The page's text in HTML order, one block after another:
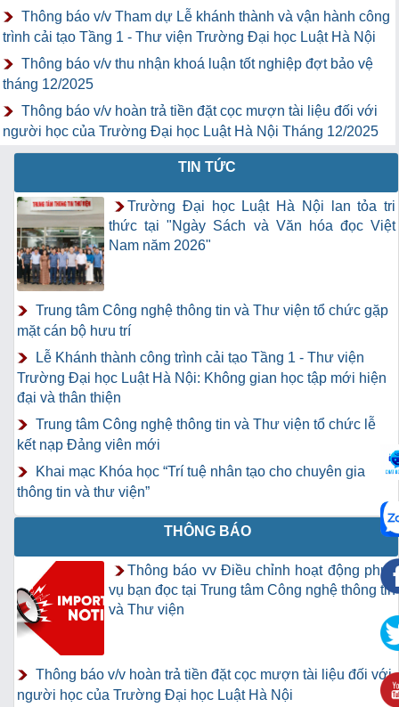
Thông báo v/v Tham dự Lễ khánh thành và vận hành công
trình cải tạo Tầng 1 - Thư viện Trường Đại học Luật Hà Nội
Thông báo v/v thu nhận khoá luận tốt nghiệp đợt bảo vệ
tháng 12/2025
Thông báo v/v hoàn trả tiền đặt cọc mượn tài liệu đối với
người học của Trường Đại học Luật Hà Nội Tháng 12/2025
TIN TỨC
Trường Đại học Luật Hà Nội lan tỏa tri
thức tại "Ngày Sách và Văn hóa đọc Việt
Nam năm 2026"
Trung tâm Công nghệ thông tin và Thư viện tổ chức gặp
mặt cán bộ hưu trí
Lễ Khánh thành công trình cải tạo Tầng 1 - Thư viện
Trường Đại học Luật Hà Nội: Không gian học tập mới hiện
đại và thân thiện
Trung tâm Công nghệ thông tin và Thư viện tổ chức lễ
kết nạp Đảng viên mới
Khai mạc Khóa học “Trí tuệ nhân tạo cho chuyên gia
thông tin và thư viện”
THÔNG BÁO
Thông báo vv Điều chỉnh hoạt động phục
vụ bạn đọc tại Trung tâm Công nghệ thông tin
và Thư viện
Thông báo v/v hoàn trả tiền đặt cọc mượn tài liệu đối với
người học của Trường Đại học Luật Hà Nội